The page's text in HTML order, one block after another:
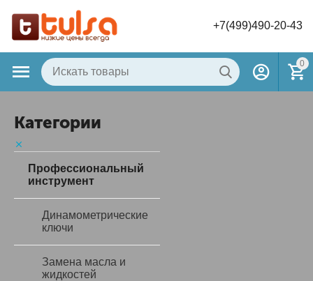
+7(499)490-20-43
0
Категории
Профессиональный
инструмент
Динамометрические
ключи
Замена масла и
жидкостей